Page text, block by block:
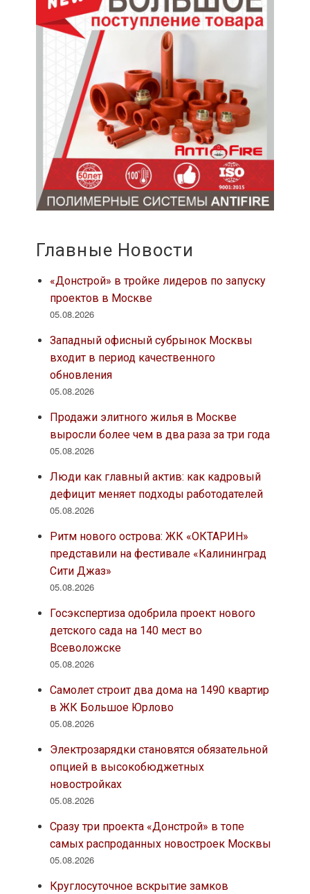
Главные Новости
«Донстрой» в тройке лидеров по запуску
проектов в Москве
05.08.2026
Западный офисный субрынок Москвы
входит в период качественного
обновления
05.08.2026
Продажи элитного жилья в Москве
выросли более чем в два раза за три года
05.08.2026
Люди как главный актив: как кадровый
дефицит меняет подходы работодателей
05.08.2026
Ритм нового острова: ЖК «ОКТАРИН»
представили на фестивале «Калининград
Сити Джаз»
05.08.2026
Госэкспертиза одобрила проект нового
детского сада на 140 мест во
Всеволожске
05.08.2026
Самолет строит два дома на 1490 квартир
в ЖК Большое Юрлово
05.08.2026
Электрозарядки становятся обязательной
опцией в высокобюджетных
новостройках
05.08.2026
Сразу три проекта «Донстрой» в топе
самых распроданных новостроек Москвы
05.08.2026
Круглосуточное вскрытие замков